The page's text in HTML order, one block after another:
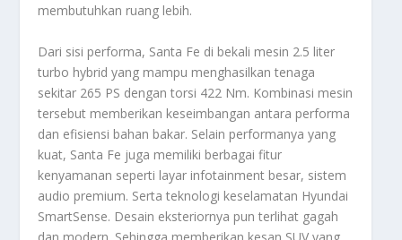
membutuhkan ruang lebih.
Dari sisi performa, Santa Fe di bekali mesin 2.5 liter
turbo hybrid yang mampu menghasilkan tenaga
sekitar 265 PS dengan torsi 422 Nm. Kombinasi mesin
tersebut memberikan keseimbangan antara performa
dan efisiensi bahan bakar. Selain performanya yang
kuat, Santa Fe juga memiliki berbagai fitur
kenyamanan seperti layar infotainment besar, sistem
audio premium. Serta teknologi keselamatan Hyundai
SmartSense. Desain eksteriornya pun terlihat gagah